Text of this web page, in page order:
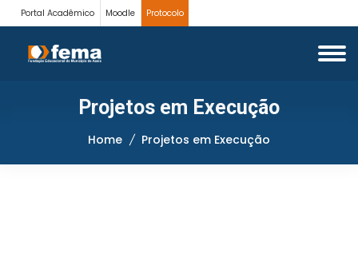
Portal Acadêmico Moodle Protocolo
Projetos em Execução
Home Projetos em Execução